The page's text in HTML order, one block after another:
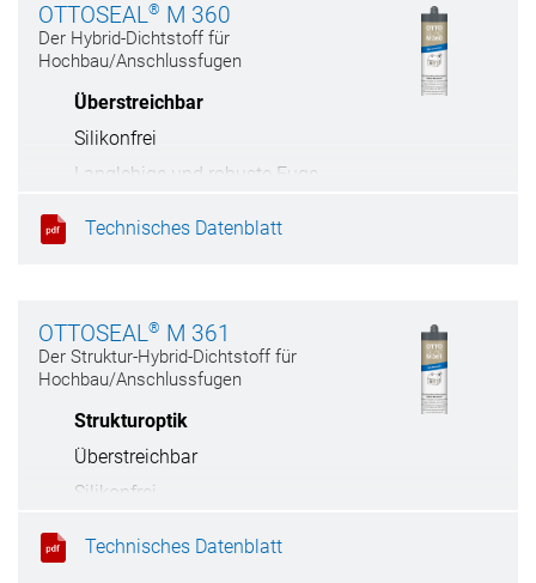
OTTOSEAL® M 360
Der Hybrid-Dichtstoff für
Hochbau/Anschlussfugen
Überstreichbar
Silikonfrei
Langlebige und robuste Fuge
Technisches Datenblatt
OTTOSEAL® M 361
Der Struktur-Hybrid-Dichtstoff für
Hochbau/Anschlussfugen
Strukturoptik
Überstreichbar
Silikonfrei
Technisches Datenblatt